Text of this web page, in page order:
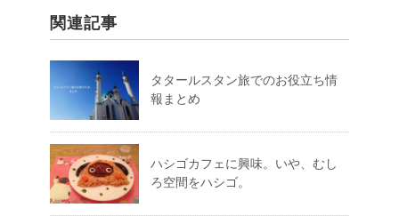
関連記事
タタールスタン旅でのお役立ち情
報まとめ
ハシゴカフェに興味。いや、むし
ろ空間をハシゴ。